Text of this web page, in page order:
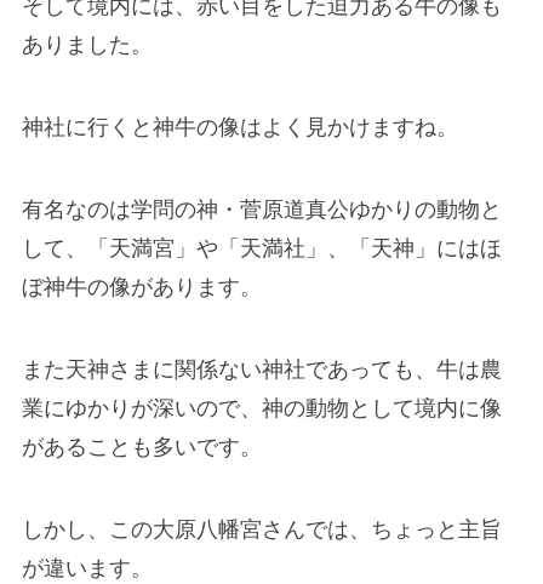
そして境内には、赤い目をした迫力ある牛の像も
ありました。
神社に行くと神牛の像はよく見かけますね。
有名なのは学問の神・菅原道真公ゆかりの動物と
して、「天満宮」や「天満社」、「天神」にはほ
ぼ神牛の像があります。
また天神さまに関係ない神社であっても、牛は農
業にゆかりが深いので、神の動物として境内に像
があることも多いです。
しかし、この大原八幡宮さんでは、ちょっと主旨
が違います。